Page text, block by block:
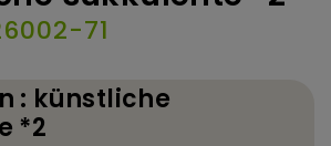
71
: künstliche
*2